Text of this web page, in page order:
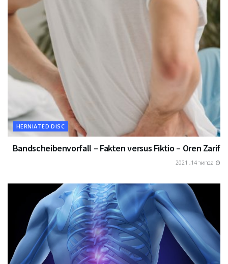
HERNIATED DISC
Bandscheibenvorfall – Fakten versus Fiktio – Oren Zarif
פברואר 14, 2021